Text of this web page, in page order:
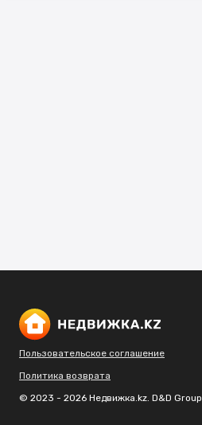
Пользовательское соглашение
Политика возврата
© 2023 - 2026 Недвижка.kz. D&D Group